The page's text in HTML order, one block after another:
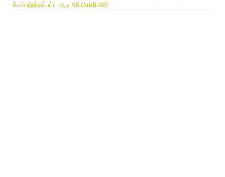
மேம்படுத்தப்பட்ட ஆடி A6 (Audi A6)